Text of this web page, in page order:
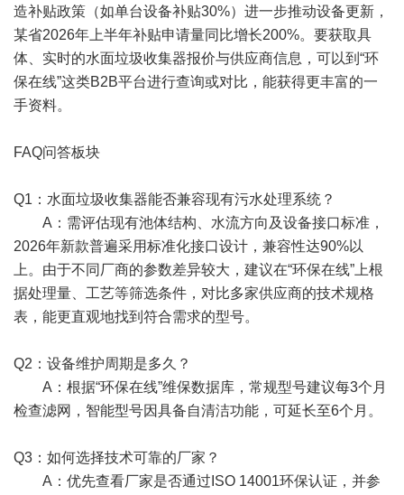
造补贴政策（如单台设备补贴30%）进一步推动设备更新，
某省2026年上半年补贴申请量同比增长200%。要获取具
体、实时的水面垃圾收集器报价与供应商信息，可以到“环
保在线”这类B2B平台进行查询或对比，能获得更丰富的一
手资料。
FAQ问答板块
Q1：水面垃圾收集器能否兼容现有污水处理系统？
A：需评估现有池体结构、水流方向及设备接口标准，
2026年新款普遍采用标准化接口设计，兼容性达90%以
上。由于不同厂商的参数差异较大，建议在“环保在线”上根
据处理量、工艺等筛选条件，对比多家供应商的技术规格
表，能更直观地找到符合需求的型号。
Q2：设备维护周期是多久？
A：根据“环保在线”维保数据库，常规型号建议每3个月
检查滤网，智能型号因具备自清洁功能，可延长至6个月。
Q3：如何选择技术可靠的厂家？
A：优先查看厂家是否通过ISO 14001环保认证，并参